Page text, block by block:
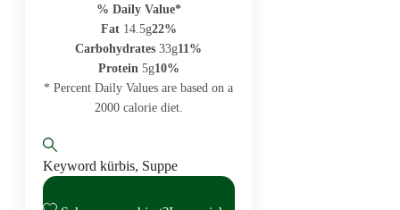
% Daily Value*
Fat14.5g22%
Carbohydrates 33g11%
Protein 5g10%
* Percent Daily Values are based on a
2000 calorie diet.
Keyword kürbis, Suppe